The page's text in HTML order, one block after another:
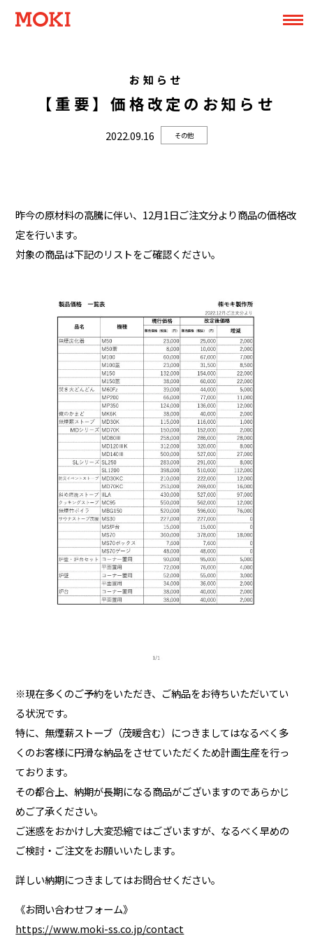
お知らせ
【重要】価格改定のお知らせ
2022.09.16 その他
昨今の原材料の高騰に伴い、12月1日ご注文分より商品の価格改
定を行います。
対象の商品は下記のリストをご確認ください。
※現在多くのご予約をいただき、ご納品をお待ちいただいてい
る状況です。
特に、無煙薪ストーブ（茂暖含む）につきましてはなるべく多
くのお客様に円滑な納品をさせていただくため計画生産を行っ
ております。
その都合上、納期が長期になる商品がございますのであらかじ
めご了承ください。
ご迷惑をおかけし大変恐縮ではございますが、なるべく早めの
ご検討・ご注文をお願いいたします。
詳しい納期につきましてはお問合せください。
《お問い合わせフォーム》
https://www.moki-ss.co.jp/contact